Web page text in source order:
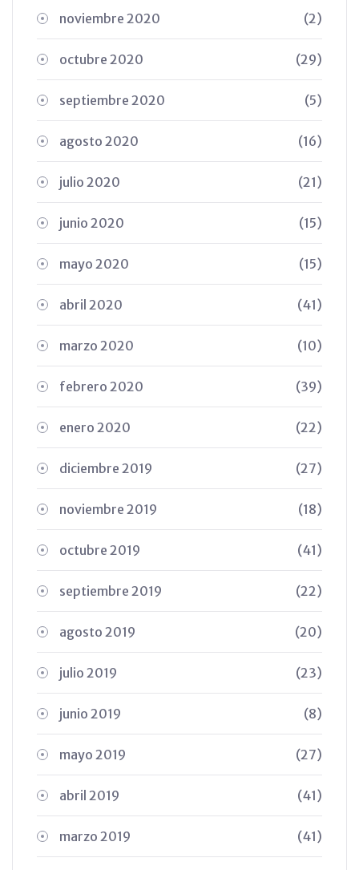
noviembre 2020 (2)
octubre 2020 (29)
septiembre 2020 (5)
agosto 2020 (16)
julio 2020 (21)
junio 2020 (15)
mayo 2020 (15)
abril 2020 (41)
marzo 2020 (10)
febrero 2020 (39)
enero 2020 (22)
diciembre 2019 (27)
noviembre 2019 (18)
octubre 2019 (41)
septiembre 2019 (22)
agosto 2019 (20)
julio 2019 (23)
junio 2019 (8)
mayo 2019 (27)
abril 2019 (41)
marzo 2019 (41)